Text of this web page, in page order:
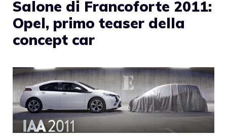
Salone di Francoforte 2011:
Opel, primo teaser della
concept car